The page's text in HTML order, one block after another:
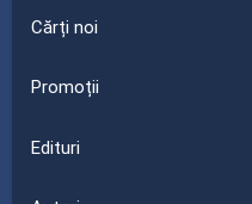
Cărți noi
Promoții
Edituri